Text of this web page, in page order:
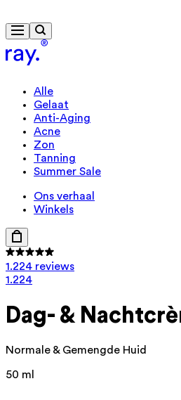
Alle
Gelaat
Anti-Aging
Acne
Zon
Tanning
Summer Sale
Ons verhaal
Winkels
1.224 reviews
1.224
Dag- &
Normale & Gemengde Huid
50 ml